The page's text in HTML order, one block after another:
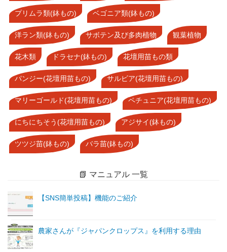
プリムラ類(鉢もの) ベゴニア類(鉢もの)
洋ラン類(鉢もの) サボテン及び多肉植物 観葉植物
花木類 ドラセナ(鉢もの) 花壇用苗もの類
パンジー(花壇用苗もの) サルビア(花壇用苗もの)
マリーゴールド(花壇用苗もの) ペチュニア(花壇用苗もの)
にちにちそう(花壇用苗もの) アジサイ(鉢もの)
ツツジ苗(鉢もの) バラ苗(鉢もの)
📗 マニュアル 一覧
【SNS簡単投稿】機能のご紹介
農家さんが『ジャパンクロップス』を利用する理由